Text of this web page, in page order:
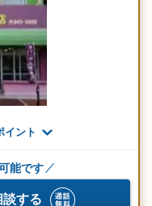
イント
能です
する